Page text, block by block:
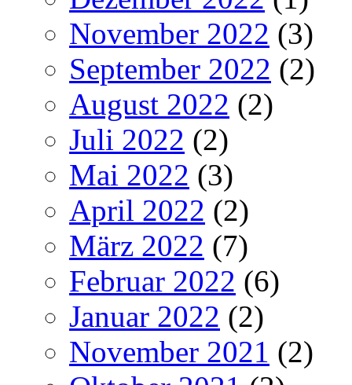
November 2022 (3)
September 2022 (2)
August 2022 (2)
Juli 2022 (2)
Mai 2022 (3)
April 2022 (2)
März 2022 (7)
Februar 2022 (6)
Januar 2022 (2)
November 2021 (2)